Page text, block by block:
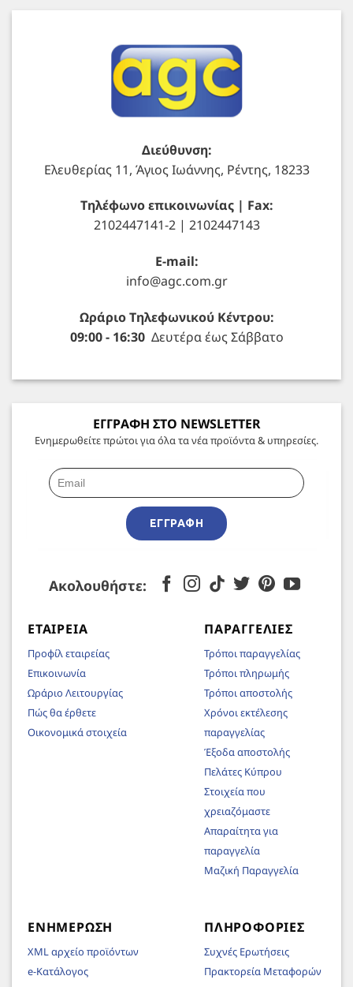
Διεύθυνση:
Ελευθερίας 11, Άγιος Ιωάννης, Ρέντης, 18233
Τηλέφωνο επικοινωνίας | Fax:
2102447141-2 | 2102447143
E-mail:
info@agc.com.gr
Ωράριο Τηλεφωνικού Κέντρου:
09:00 - 16:30Δευτέρα έως Σάββατο
ΕΓΓΡΑΦΗ ΣΤΟ NEWSLETTER
Ενημερωθείτε πρώτοι για όλα τα νέα προϊόντα & υπηρεσίες.
ΕΓΓΡΑΦΉ
Ακολουθήστε:
ΕΤΑΙΡΕΊΑ
Προφίλ εταιρείας
Επικοινωνία
Ωράριο Λειτουργίας
Πώς θα έρθετε
Οικονομικά στοιχεία
ΠΑΡΑΓΓΕΛΊΕΣ
Τρόποι παραγγελίας
Τρόποι πληρωμής
Τρόποι αποστολής
Χρόνοι εκτέλεσης
παραγγελίας
Έξοδα αποστολής
Πελάτες Κύπρου
Στοιχεία που
χρειαζόμαστε
Απαραίτητα για
παραγγελία
Μαζική Παραγγελία
ΕΝΗΜΈΡΩΣΗ
XML αρχείο προϊόντων
e-Κατάλογος
ΠΛΗΡΟΦΟΡΊΕΣ
Συχνές Ερωτήσεις
Πρακτορεία Μεταφορών